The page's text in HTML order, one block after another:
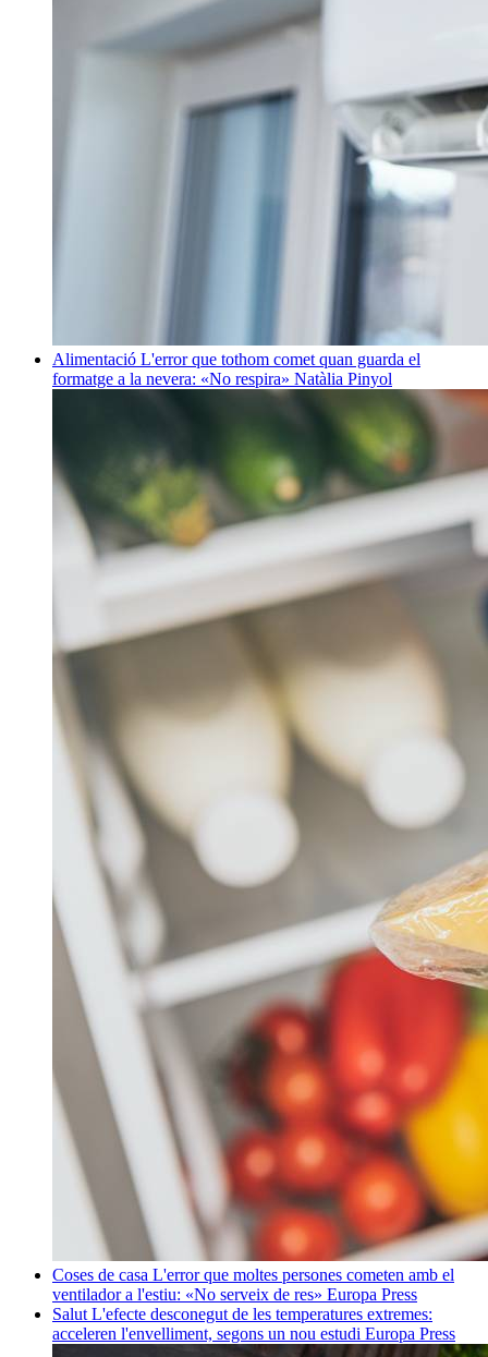
Alimentació L'error que tothom comet quan guarda el
formatge a la nevera: «No respira» Natàlia Pinyol
Coses de casa L'error que moltes persones cometen amb el
ventilador a l'estiu: «No serveix de res» Europa Press
Salut L'efecte desconegut de les temperatures extremes:
acceleren l'envelliment, segons un nou estudi Europa Press